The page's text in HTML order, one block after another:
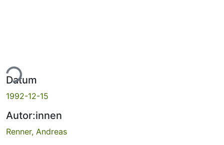
Datum
1992-12-15
Autor:innen
Renner, Andreas